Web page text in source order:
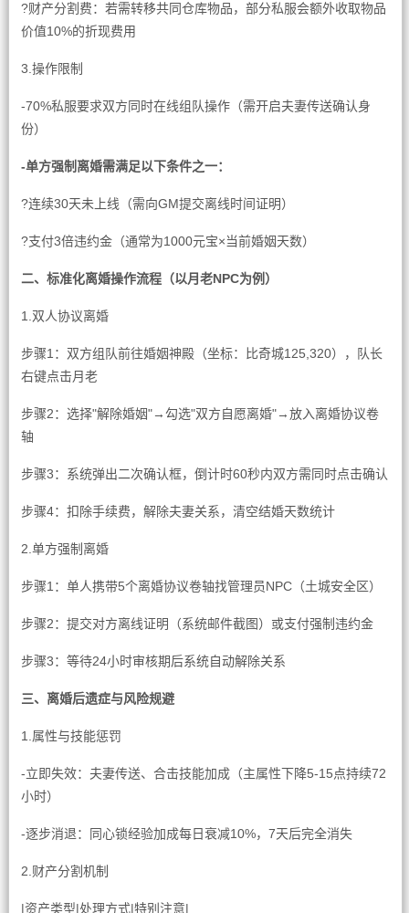
?财产分割费：若需转移共同仓库物品，部分私服会额外收取物品
价值10%的折现费用
3.操作限制
-70%私服要求双方同时在线组队操作（需开启夫妻传送确认身
份）
-单方强制离婚需满足以下条件之一：
?连续30天未上线（需向GM提交离线时间证明）
?支付3倍违约金（通常为1000元宝×当前婚姻天数）
二、标准化离婚操作流程（以月老NPC为例）
1.双人协议离婚
步骤1：双方组队前往婚姻神殿（坐标：比奇城125,320），队长
右键点击月老
步骤2：选择"解除婚姻"→勾选"双方自愿离婚"→放入离婚协议卷
轴
步骤3：系统弹出二次确认框，倒计时60秒内双方需同时点击确认
步骤4：扣除手续费，解除夫妻关系，清空结婚天数统计
2.单方强制离婚
步骤1：单人携带5个离婚协议卷轴找管理员NPC（土城安全区）
步骤2：提交对方离线证明（系统邮件截图）或支付强制违约金
步骤3：等待24小时审核期后系统自动解除关系
三、离婚后遗症与风险规避
1.属性与技能惩罚
-立即失效：夫妻传送、合击技能加成（主属性下降5-15点持续72
小时）
-逐步消退：同心锁经验加成每日衰减10%，7天后完全消失
2.财产分割机制
|资产类型|处理方式|特别注意|